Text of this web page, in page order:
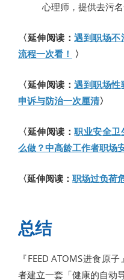
心理师，提供去污
〈延伸阅读：遇到职场不
流程一次看！ 〉
〈延伸阅读：遇到职场性
申诉与防治一次厘清〉
〈延伸阅读：职业安全卫
么做？中高龄工作者职场
〈延伸阅读： 职场过负荷
总结
『FEED ATOMS进食原
者建立一套「健康的自动